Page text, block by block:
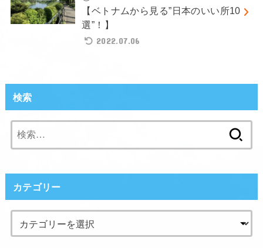
【ベトナムから見る”日本のいい所10
選”！】
2022.07.06
検索
索:
カテゴリー